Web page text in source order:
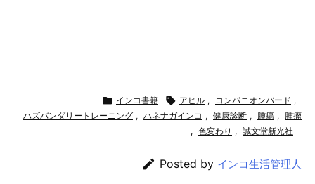
 インコ書籍  アヒル , コンパニオンバード ,
ハズバンダリートレーニング , ハネナガインコ , 健康診断 , 腫瘍 ,
腫瘤
, 色変わり , 誠文堂新光社
 Posted by インコ生活管理人